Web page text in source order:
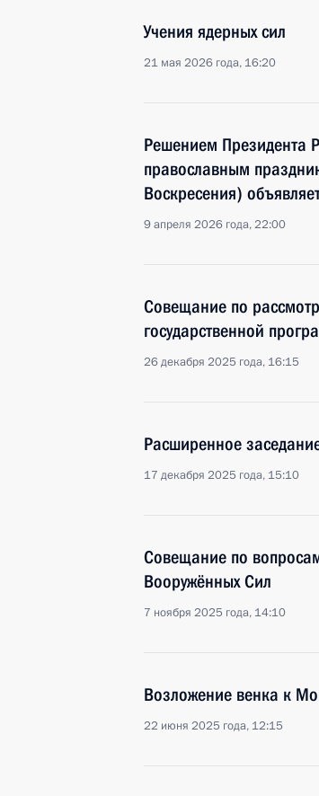
Учения ядерных сил
21 мая 2026 года, 16:20
Решением Президента
православным
Воскресения)
9 апреля 2026 года, 22:00
Совещание по
государственной
26 декабря 2025 года, 16:15
Расширенное
17 декабря 2025 года, 15:10
Совещание по
Вооружённых Сил
7 ноября 2025 года, 14:10
Возложение венка к
22 июня 2025 года, 12:15